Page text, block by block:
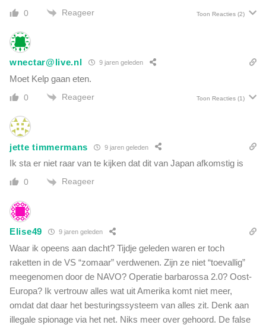
0 Reageer Toon Reacties (2)
wnectar@live.nl 9 jaren geleden
Moet Kelp gaan eten.
0 Reageer Toon Reacties (1)
jette timmermans 9 jaren geleden
Ik sta er niet raar van te kijken dat dit van Japan afkomstig is
0 Reageer
Elise49 9 jaren geleden
Waar ik opeens aan dacht? Tijdje geleden waren er toch
raketten in de VS “zomaar” verdwenen. Zijn ze niet “toevallig”
meegenomen door de NAVO? Operatie barbarossa 2.0? Oost-
Europa? Ik vertrouw alles wat uit Amerika komt niet meer,
omdat dat daar het besturingssysteem van alles zit. Denk aan
illegale spionage via het net. Niks meer over gehoord. De false